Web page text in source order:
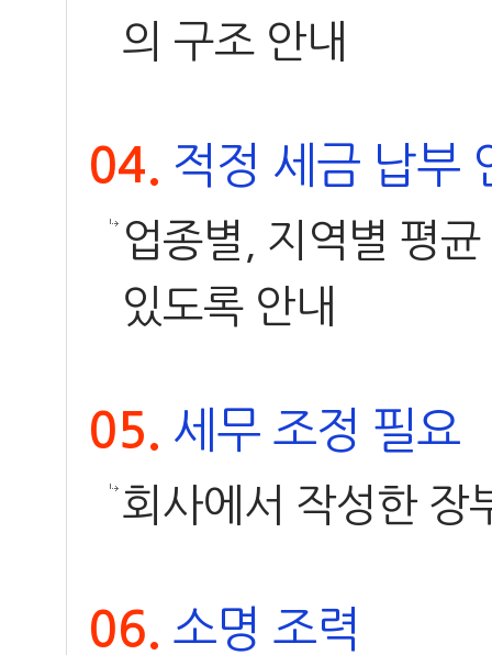
의 구조 안내
04. 적정 세금 납부
업종별, 지역별 평
있도록 안내
05. 세무 조정 필요
회사에서 작성한 장
06. 소명 조력